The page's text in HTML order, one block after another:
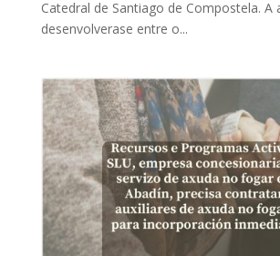
Catedral de Santiago de Compostela. A
desenvolverase entre o...